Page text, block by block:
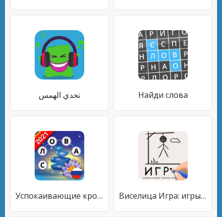
تحدي الهمس Найди слова
Успокаивающие кроссворды Виселица Игра: игры на двоих